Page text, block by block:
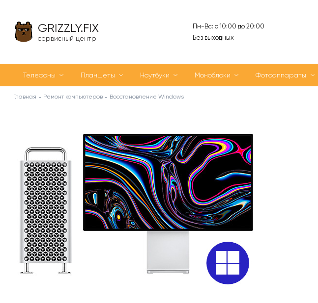
GRIZZLY.FIX
сервисный центр
Пн-Вс: с 10:00 до 20:00
Без выходных
Телефоны Планшеты Ноутбуки Моноблоки Фотоаппараты
Главная Ремонт компьютеров Восстановление Windows